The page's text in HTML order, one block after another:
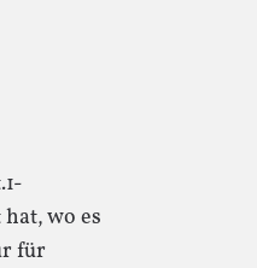
wo es
für